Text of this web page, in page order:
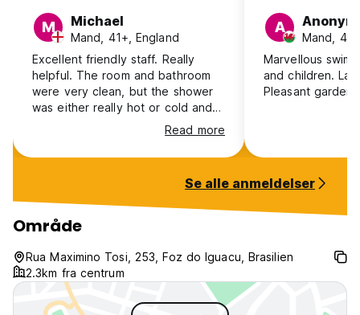
M Michael
Mand, 41+, England
Excellent friendly staff. Really
helpful. The room and bathroom
were very clean, but the shower
was either really hot or cold and
its wiring looked a bit dodgy.
Didn’t have time to use the pool.
Breakfast was good and plentiful.
Read more
A Anonym
Mand,
Marvellous swim
and children.
Pleasant
Se alle anmeldelser
Område
Rua Maximino Tosi, 253, Foz do Iguacu, Brasilien
2.3km fra centrum